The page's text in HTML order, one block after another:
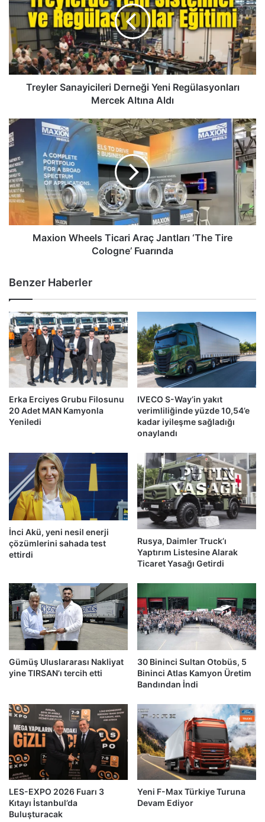
Regülasyonları
Mercek
Altına
Aldı
Treyler Sanayicileri Derneği Yeni Regülasyonları
Mercek Altına Aldı
Maxion
Wheels
Ticari
Araç
Jantları
‘The
Tire
Cologne’
Fuarında
Maxion Wheels Ticari Araç Jantları ‘The Tire
Cologne’ Fuarında
Benzer Haberler
Erka Erciyes Grubu Filosunu
20 Adet MAN Kamyonla
Yeniledi
IVECO S-Way’in yakıt
verimliliğinde yüzde 10,54’e
kadar iyileşme sağladığı
onaylandı
İnci Akü, yeni nesil enerji
çözümlerini sahada test
ettirdi
Rusya, Daimler Truck’ı
Yaptırım Listesine Alarak
Ticaret Yasağı Getirdi
Gümüş Uluslararası Nakliyat
yine TIRSAN’ı tercih etti
30 Bininci Sultan Otobüs, 5
Bininci Atlas Kamyon Üretim
Bandından İndi
LES-EXPO 2026 Fuarı 3
Kıtayı İstanbul’da
Buluşturacak
Yeni F-Max Türkiye Turuna
Devam Ediyor